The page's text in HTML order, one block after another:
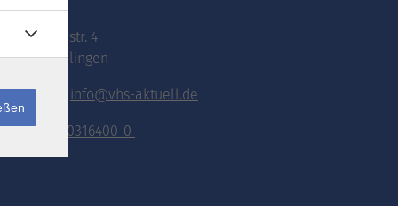
Pestalozzistr. 4
71032 Böblingen
E-Mail: info@vhs-aktuell.de
Tel.: 070316400-0